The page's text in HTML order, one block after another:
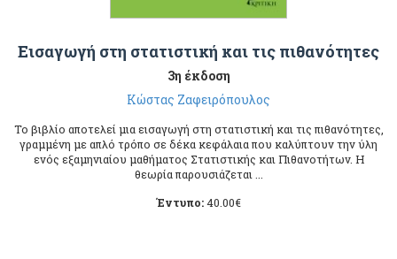
Εισαγωγή στη στατιστική και τις πιθανότητες
3η έκδοση
Κώστας Ζαφειρόπουλος
Το βιβλίο αποτελεί μια εισαγωγή στη στατιστική και τις πιθανότητες,
γραμμένη με απλό τρόπο σε δέκα κεφάλαια που καλύπτουν την ύλη
ενός εξαμηνιαίου μαθήματος Στατιστικής και Πιθανοτήτων. Η
θεωρία παρουσιάζεται ...
Έντυπο:40.00€